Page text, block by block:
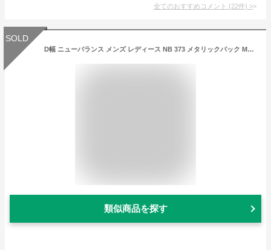
全てのおすすめコメント (22件) >
SOLD
D幅 ニューバランス メンズ レディース NB 373 メタリックパック METALLIC PACK スニーカー シューズ 紐靴 ローカット スエード 送料無料 New Balance ML373M
類似商品を探す